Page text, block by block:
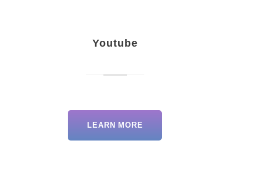
Youtube
LEARN MORE